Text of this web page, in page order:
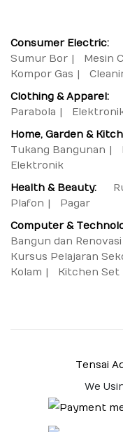
Consumer Electric:
Sumur Bor
Mesin
Kompor Gas
Clothing & Apparel:
Parabola
Home, Garden &
Tukang Bangunan
Elektronik
Health & Beauty:
Plafon
Pagar
Computer &
Bangun dan
Kursus Pelajaran
Kolam
Kitchen Set
Tensai
We